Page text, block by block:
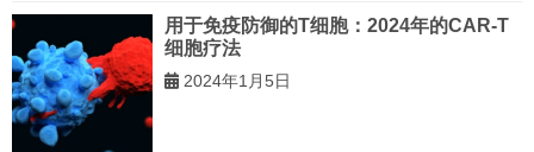
用于免疫防御的T细胞：2024年的CAR-T
细胞疗法
2024年1月5日